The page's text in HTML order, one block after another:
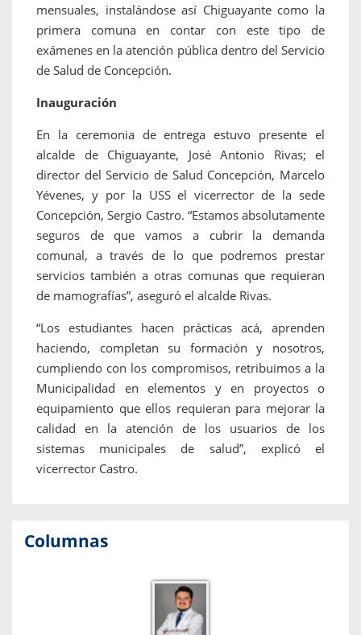
mensuales, instalándose así Chiguayante como la
primera comuna en contar con este tipo de
exámenes en la atención pública dentro del Servicio
de Salud de Concepción.
Inauguración
En la ceremonia de entrega estuvo presente el
alcalde de Chiguayante, José Antonio Rivas; el
director del Servicio de Salud Concepción, Marcelo
Yévenes, y por la USS el vicerrector de la sede
Concepción, Sergio Castro. “Estamos absolutamente
seguros de que vamos a cubrir la demanda
comunal, a través de lo que podremos prestar
servicios también a otras comunas que requieran
de mamografías”, aseguró el alcalde Rivas.
“Los estudiantes hacen prácticas acá, aprenden
haciendo, completan su formación y nosotros,
cumpliendo con los compromisos, retribuimos a la
Municipalidad en elementos y en proyectos o
equipamiento que ellos requieran para mejorar la
calidad en la atención de los usuarios de los
sistemas municipales de salud”, explicó el
vicerrector Castro.
Columnas